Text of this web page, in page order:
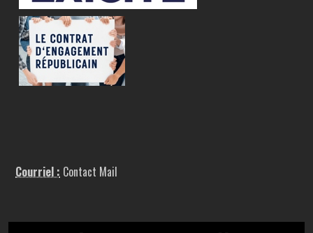
Courriel : Contact Mail